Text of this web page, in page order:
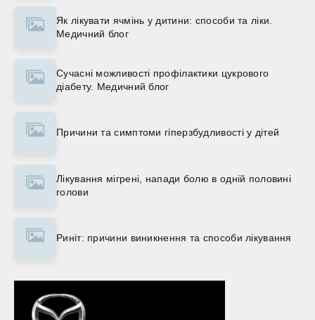
Як лікувати ячмінь у дитини: способи та ліки.
Медичний блог
Сучасні можливості профілактики цукрового
діабету. Медичний блог
Причини та симптоми гіперзбудливості у дітей
Лікування мігрені, напади болю в одній половині
голови
Риніт: причини виникнення та способи лікування